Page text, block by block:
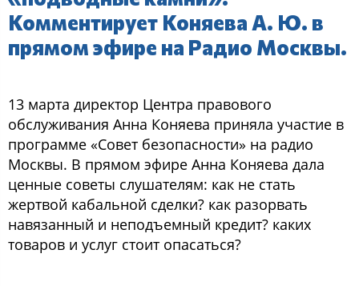
Комментирует Коняева А. Ю. в
прямом эфире на Радио Москвы.
13 марта директор Центра правового
обслуживания Анна Коняева приняла участие в
программе «Совет безопасности» на радио
Москвы. В прямом эфире Анна Коняева дала
ценные советы слушателям: как не стать
жертвой кабальной сделки? как разорвать
навязанный и неподъемный кредит? каких
товаров и услуг стоит опасаться?